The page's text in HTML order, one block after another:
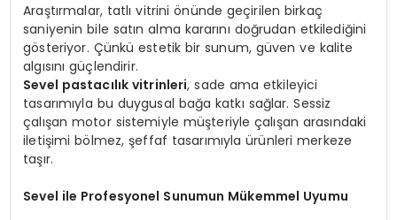
Araştırmalar, tatlı vitrini önünde geçirilen birkaç
saniyenin bile satın alma kararını doğrudan etkilediğini
gösteriyor. Çünkü estetik bir sunum, güven ve kalite
algısını güçlendirir.
Sevel pastacılık vitrinleri, sade ama etkileyici
tasarımıyla bu duygusal bağa katkı sağlar. Sessiz
çalışan motor sistemiyle müşteriyle çalışan arasındaki
iletişimi bölmez, şeffaf tasarımıyla ürünleri merkeze
taşır.
Sevel ile Profesyonel Sunumun Mükemmel Uyumu